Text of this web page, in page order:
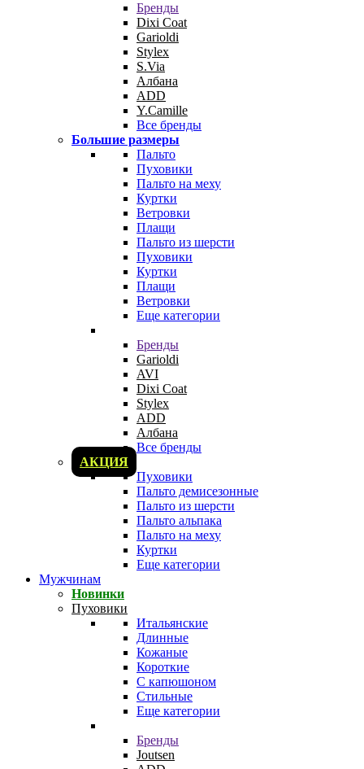
Бренды
Dixi Coat
Garioldi
Stylex
S.Via
Албана
ADD
Y.Camille
Все бренды
Большие размеры
Пальто
Пуховики
Пальто на меху
Куртки
Ветровки
Плащи
Пальто из шерсти
Пуховики
Куртки
Плащи
Ветровки
Еще категории
Бренды
Garioldi
AVI
Dixi Coat
Stylex
ADD
Албана
Все бренды
АКЦИЯ
Пуховики
Пальто демисезонные
Пальто из шерсти
Пальто альпака
Пальто на меху
Куртки
Еще категории
Мужчинам
Новинки
Пуховики
Итальянские
Длинные
Кожаные
Короткие
С капюшоном
Стильные
Еще категории
Бренды
Joutsen